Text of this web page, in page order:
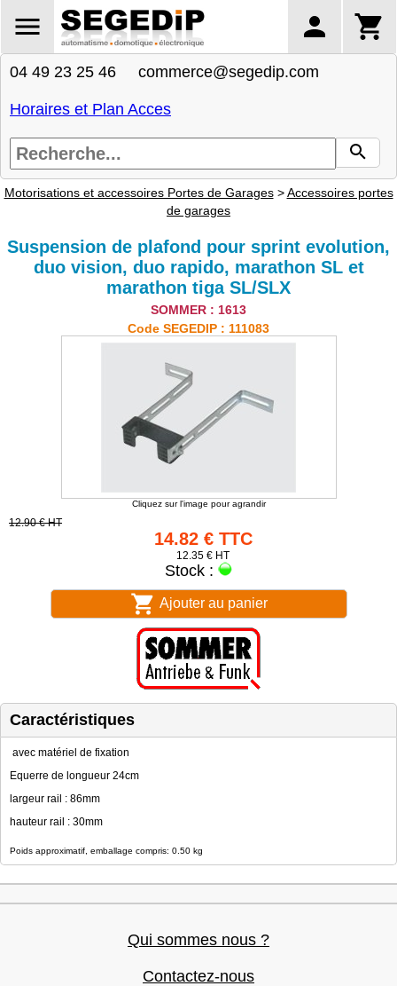
04 49 23 25 46 commerce@segedip.com
Horaires et Plan Acces
Motorisations et accessoires Portes de Garages>Accessoires portes
de garages
Suspension de plafond pour sprint evolution,
duo vision, duo rapido, marathon SL et
marathon tiga SL/SLX
SOMMER : 1613
Code SEGEDIP : 111083
Cliquez sur l'image pour agrandir
12.90 € HT
14.82 € TTC
12.35 € HT
Stock :
Ajouter au panier
Caractéristiques
avec matériel de fixation
Equerre de longueur 24cm
largeur rail : 86mm
hauteur rail : 30mm
Poids approximatif, emballage compris: 0.50 kg
Qui sommes nous ?
Contactez-nous